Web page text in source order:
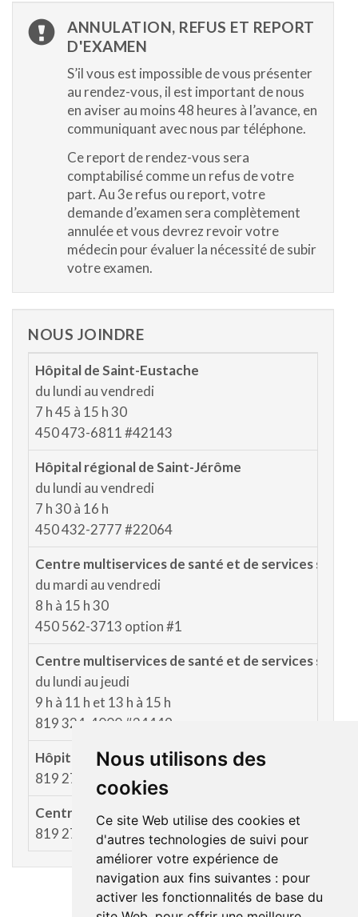
Nous utilisons des
cookies
Ce site Web utilise des cookies et
d'autres technologies de suivi pour
améliorer votre expérience de
navigation aux fins suivantes : pour
activer les fonctionnalités de base du
ANNULATION, REFUS ET REPORT
D'EXAMEN
S’il vous est impossible de vous présenter
au rendez-vous, il est important de nous
en aviser au moins 48 heures à l’avance, en
communiquant avec nous par téléphone.
Ce report de rendez-vous sera
comptabilisé comme un refus de votre
part. Au 3e refus ou report, votre
demande d’examen sera complètement
annulée et vous devrez revoir votre
médecin pour évaluer la nécessité de subir
votre examen.
NOUS JOINDRE
Hôpital de Saint-Eustache
du lundi au vendredi
7 h 45 à 15 h 30
450 473-6811 #42143
Hôpital régional de Saint-Jérôme
du lundi au vendredi
7 h 30 à 16 h
450 432-2777 #22064
Centre multiservices de santé et de services
du mardi au vendredi
8 h à 15 h 30
450 562-3713 option #1
Centre multiservices de santé et de services
du lundi au jeudi
9 h à 11 h et 13 h à 15 h
819 324-4000 #34449
Hôpital de Mont-Laurier
819 275-2144
Centre de services de Rivière-Rouge
819 275-2144